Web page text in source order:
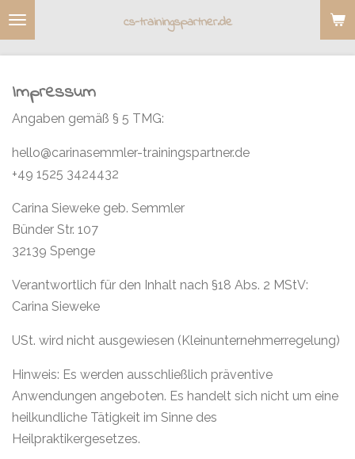
Zum
Hauptinhalt
cs-trainingspartner.de
Impressum
Angaben gemäß § 5 TMG:
hello@carinasemmler-trainingspartner.de
+49 1525 3424432
Carina Sieweke geb. Semmler
Bünder Str. 107
32139 Spenge
Verantwortlich für den Inhalt nach §18 Abs. 2 MStV:
Carina Sieweke
USt. wird nicht ausgewiesen (Kleinunternehmerregelung)
Hinweis: Es werden ausschließlich präventive
Anwendungen angeboten. Es handelt sich nicht um eine
heilkundliche Tätigkeit im Sinne des
Heilpraktikergesetzes.